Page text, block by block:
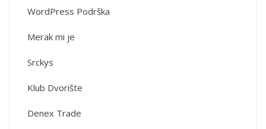
WordPress Podrška
Merak mi je
Srckys
Klub Dvorište
Denex Trade